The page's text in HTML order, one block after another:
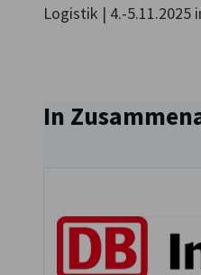
Logistik | 4.-5.11.2025
In